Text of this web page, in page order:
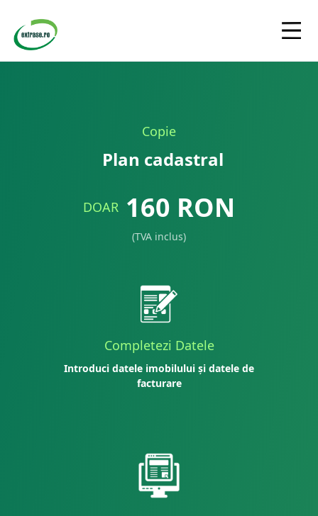
Copie
Plan cadastral
DOAR 160 RON
(TVA inclus)
Completezi Datele
Introduci datele imobilului și datele de
facturare